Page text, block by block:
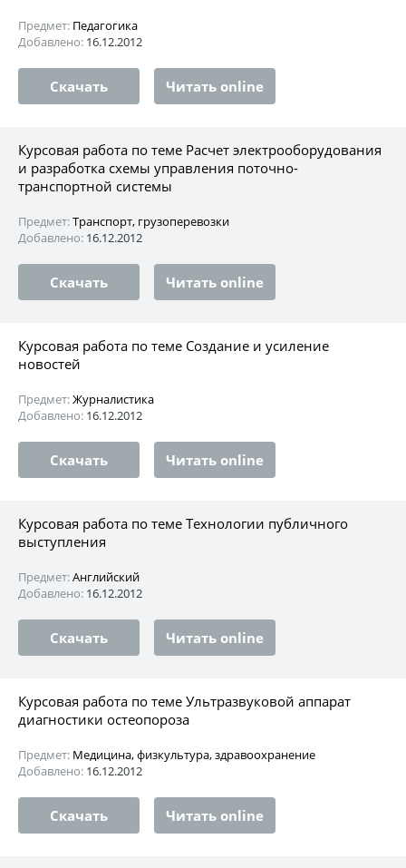
Предмет: Педагогика
Добавлено: 16.12.2012
Скачать Читать online
Курсовая работа по теме Расчет электрооборудования
и разработка схемы управления поточно-
транспортной системы
Предмет:Транспорт, грузоперевозки
Добавлено: 16.12.2012
Скачать Читать online
Курсовая работа по теме Создание и усиление
новостей
Предмет:Журналистика
Добавлено: 16.12.2012
Скачать Читать online
Курсовая работа по теме Технологии публичного
выступления
Предмет:Английский
Добавлено: 16.12.2012
Скачать Читать online
Курсовая работа по теме Ультразвуковой аппарат
диагностики остеопороза
Предмет: Медицина, физкультура, здравоохранение
Добавлено: 16.12.2012
Скачать Читать online